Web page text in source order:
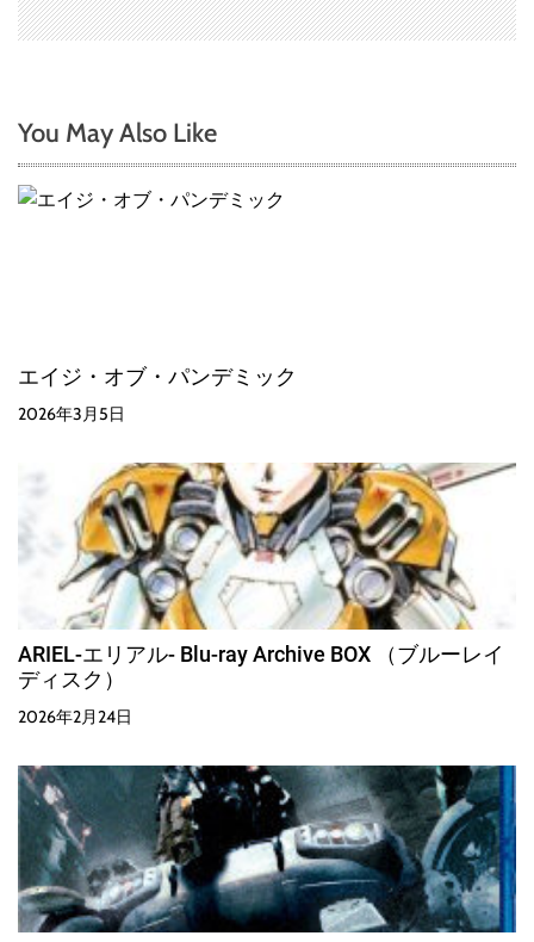
You May Also Like
エイジ・オブ・パンデミック
2026年3月5日
ARIEL-エリアル- Blu-ray Archive BOX （ブルーレイ
ディスク）
2026年2月24日